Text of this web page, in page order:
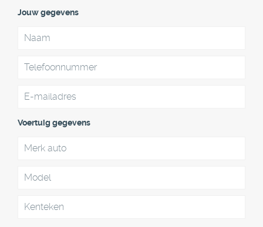
Jouw gegevens
Voertuig gegevens